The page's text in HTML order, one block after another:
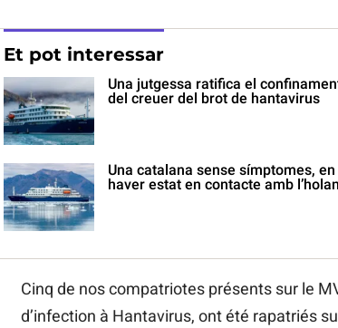
Et pot interessar
Una jutgessa ratifica el
del creuer del brot de hantavirus
Una catalana sense símptomes,
haver estat en contacte amb
Cinq de nos compatriotes présents sur le
d’infection à Hantavirus, ont été rapatriés